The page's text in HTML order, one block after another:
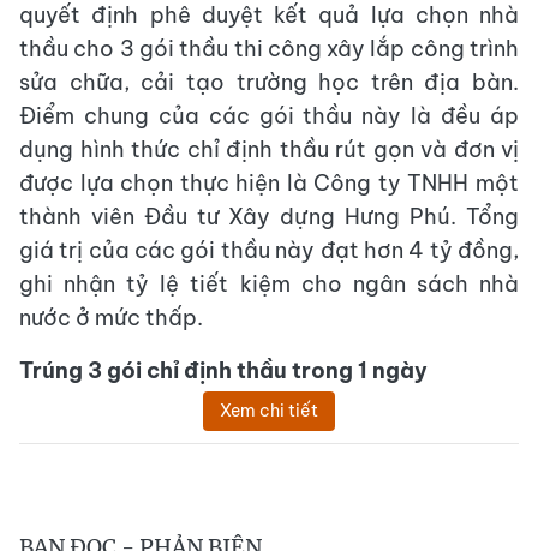
quyết định phê duyệt kết quả lựa chọn nhà
thầu cho 3 gói thầu thi công xây lắp công trình
sửa chữa, cải tạo trường học trên địa bàn.
Điểm chung của các gói thầu này là đều áp
dụng hình thức chỉ định thầu rút gọn và đơn vị
được lựa chọn thực hiện là Công ty TNHH một
thành viên Đầu tư Xây dựng Hưng Phú. Tổng
giá trị của các gói thầu này đạt hơn 4 tỷ đồng,
ghi nhận tỷ lệ tiết kiệm cho ngân sách nhà
nước ở mức thấp.
Trúng 3 gói chỉ định thầu trong 1 ngày
Xem chi tiết